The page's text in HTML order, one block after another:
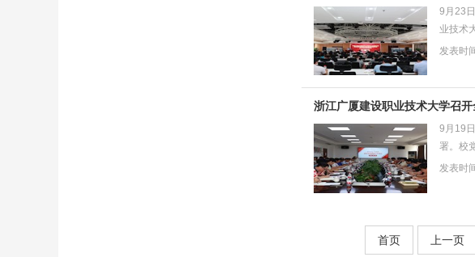
9月23
业技术
委会、
发表时
浙江广厦建设职业技术大学召
9月19
署。校
参加会
发表时
首页 上一页